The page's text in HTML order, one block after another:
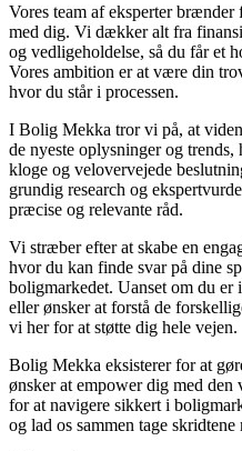
Vores team af eksperter
med dig. Vi dækker alt fra
og vedligeholdelse, så du får et
Vores ambition er at være din
hvor du står i processen.
I Bolig Mekka tror vi på, at
de nyeste oplysninger og
kloge og velovervejede
grundig research og
præcise og relevante råd.
Vi stræber efter at skabe en
hvor du kan finde svar på dine
boligmarkedet. Uanset om du er
eller ønsker at forstå de
vi her for at støtte dig hele vejen.
Bolig Mekka eksisterer for at
ønsker at empower dig med
for at navigere sikkert i
og lad os sammen tage